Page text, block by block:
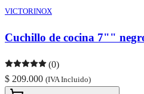
VICTORINOX
Cuchillo de cocina 7""
(0)
$ 209.000 (IVA Incluido)